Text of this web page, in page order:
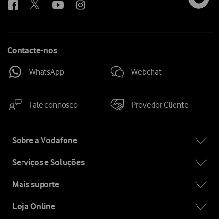
Contacte-nos
WhatsApp Webchat
Fale connosco Provedor Cliente
map
Sobre a Vodafone
Serviços e Soluções
Mais suporte
Loja Online